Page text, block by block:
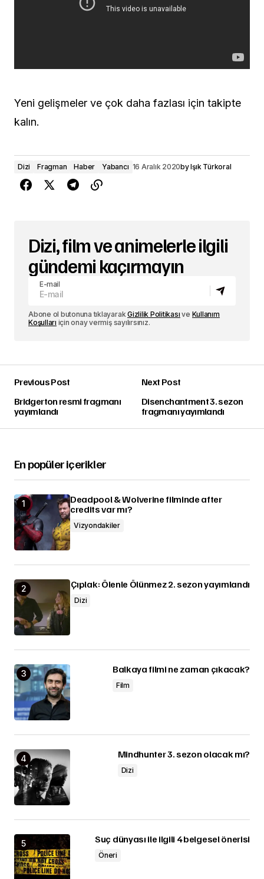
Yeni gelişmeler ve çok daha fazlası için takipte
kalın.
Dizi Fragman Haber Yabancı 16 Aralık 2020byIşık Türkoral
Dizi, film ve animelerle ilgili
gündemi kaçırmayın
E-mail
Abone ol butonuna tıklayarakGizlilik Politikası ve Kullanım
Koşulları için onay vermiş sayılırsınız.
Previous Post
Bridgerton resmi fragmanı
yayımlandı
Next Post
Disenchantment 3. sezon
fragmanı yayımlandı
En popüler içerikler
Deadpool & Wolverine filminde after
credits var mı?
Vizyondakiler
Çıplak: Ölenle Ölünmez 2. sezon yayımlandı
Dizi
Balkaya filmi ne zaman çıkacak?
Film
Mindhunter 3. sezon olacak mı?
Dizi
Suç dünyası ile ilgili 4 belgesel önerisi
Öneri